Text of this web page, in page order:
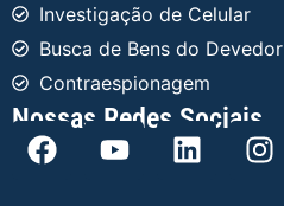
Investigação de Celular
Busca de Bens do Devedor
Contraespionagem
Nossas Redes Sociais